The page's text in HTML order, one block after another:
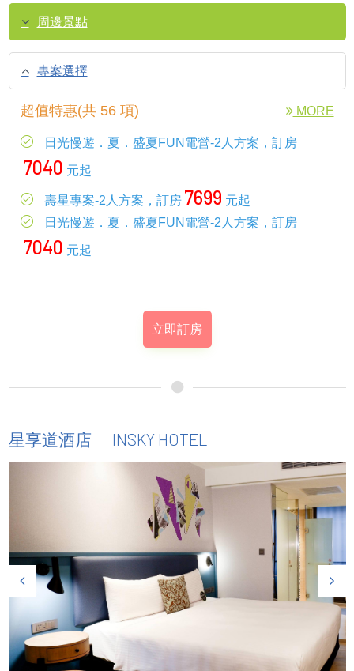
周邊景點
專案選擇
超值特惠(共 56 項) MORE
日光慢遊．夏．盛夏FUN電營-2人方案，訂房
7040 元起
壽星專案-2人方案，訂房 7699 元起
日光慢遊．夏．盛夏FUN電營-2人方案，訂房
7040 元起
立即訂房
星享道酒店 INSKY HOTEL